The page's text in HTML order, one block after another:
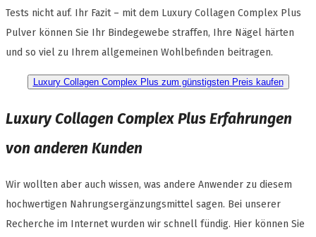
Tests nicht auf. Ihr Fazit – mit dem Luxury Collagen Complex Plus
Pulver können Sie Ihr Bindegewebe straffen, Ihre Nägel härten
und so viel zu Ihrem allgemeinen Wohlbefinden beitragen.
Luxury Collagen Complex Plus zum günstigsten Preis kaufen
Luxury Collagen Complex Plus Erfahrungen
von anderen Kunden
Wir wollten aber auch wissen, was andere Anwender zu diesem
hochwertigen Nahrungsergänzungsmittel sagen. Bei unserer
Recherche im Internet wurden wir schnell fündig. Hier können Sie